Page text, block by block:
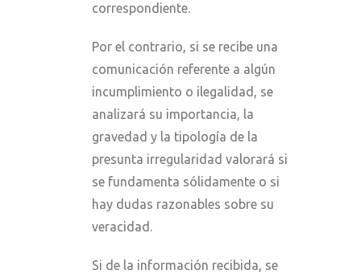
correspondiente.
Por el contrario, si se recibe una
comunicación referente a algún
incumplimiento o ilegalidad, se
analizará su importancia, la
gravedad y la tipología de la
presunta irregularidad valorará si
se fundamenta sólidamente o si
hay dudas razonables sobre su
veracidad.
Si de la información recibida, se